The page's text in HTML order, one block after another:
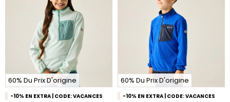
60% Du Prix D'origine
-10% EN EXTRA | CODE: VACANCES
60% Du Prix D'origine
-10% EN EXTRA | CODE: VACANCES